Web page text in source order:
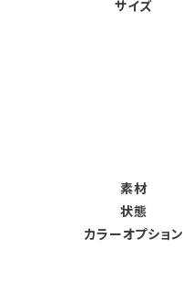
Follow us
サイズ
素材
状態
カラーオプション